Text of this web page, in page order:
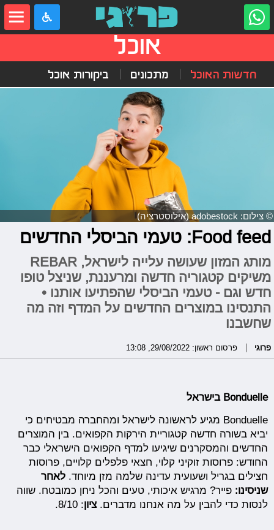
אוכל
חדשות האוכל מתכונים ביקורות אוכל
© צילום: adobestock (אילוסטרציה)
Food feed: טעמי הביסלי החדשים
מותג המזון שעושה עלייה לישראל, REBAR
משיקים קטגוריה חדשה ומרעננת, שניצל טופו
חדש וגם - טעמי הביסלי שהפתיעו אותנו •
התנסינו במוצרים החדשים על המדף וזה מה
שחשבנו
פרוגי פרסום ראשון: 29/08/2022, 13:08
Bonduelle בישראל
Bonduelle מגיע לראשונה לישראל ומהחברה מבטיחים כי
יביא בשורה חדשה קטגוריית הירקות הקפואים. בין המוצרים
החדשים והמסקרנים שיגיעו למדף הקפואים הישראלי כבר
החודש: פרוסות זוקיני קלוי, חצאי פלפלים קלויים, פרוסות
חצילים בגריל ושעועית עדינה שלמה מזן מיוחד.לאחר
שניסינו: פייר? מרגיש איכותי, טעים והכל ניחן כמובטח. שווה
לנסות כדי להבין על מה אנחנו מדברים.ציון: 8/10.